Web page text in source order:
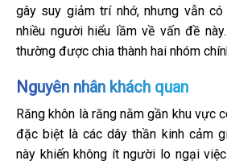
gây suy giảm trí nhớ, nhưng vẫn
nhiều người hiểu lầm về vấn đề
thường được chia thành hai nhóm
Nguyên nhân khách quan
Răng khôn là răng nằm gần khu vực
đặc biệt là các dây thần kinh cảm
này khiến không ít người lo ngại